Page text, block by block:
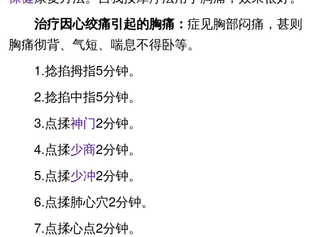
治疗因心绞痛引起的胸痛： 症见胸部闷痛，甚则
胸痛彻背、气短、喘息不得卧等。
1.捻掐拇指5分钟。
2.捻掐中指5分钟。
3.点揉神门2分钟。
4.点揉少商2分钟。
5.点揉少冲2分钟。
6.点揉肺心穴2分钟。
7.点揉心点2分钟。